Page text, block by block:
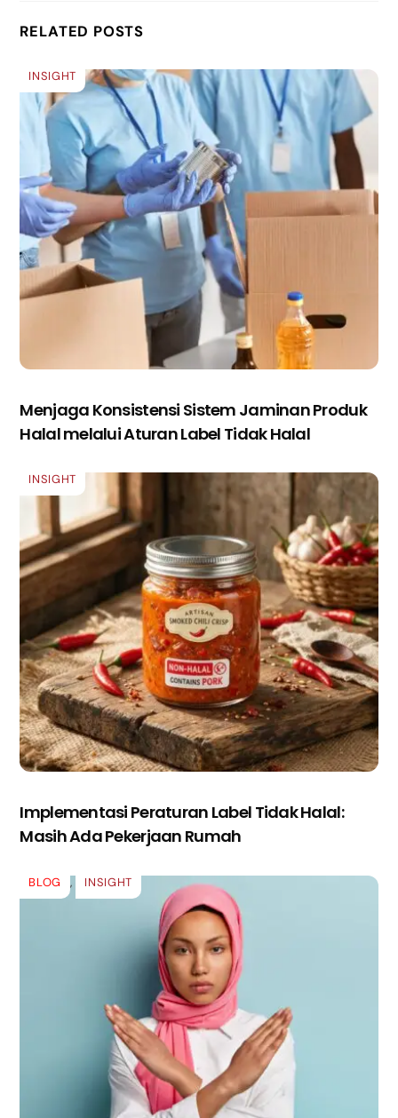
RELATED POSTS
INSIGHT
Menjaga Konsistensi Sistem Jaminan Produk
Halal melalui Aturan Label Tidak Halal
INSIGHT
Implementasi Peraturan Label Tidak Halal:
Masih Ada Pekerjaan Rumah
BLOG , INSIGHT